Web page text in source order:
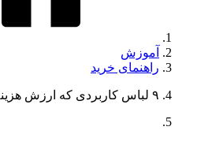
آموزش
راهنمای خرید
۹ لباس کاربردی که ارزش هزینه کردن دارند